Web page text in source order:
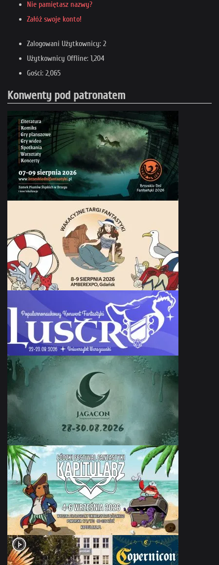
Nie pamiętasz nazwy?
Załóż swoje konto!
Zalogowani Użytkownicy: 2
Użytkownicy Offline: 1,204
Gości: 2,065
Konwenty pod patronatem